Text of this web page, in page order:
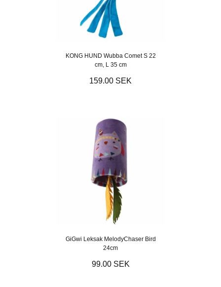
KONG HUND Wubba Comet S 22
cm, L 35 cm
159.00 SEK
GiGwi Leksak MelodyChaser Bird
24cm
99.00 SEK